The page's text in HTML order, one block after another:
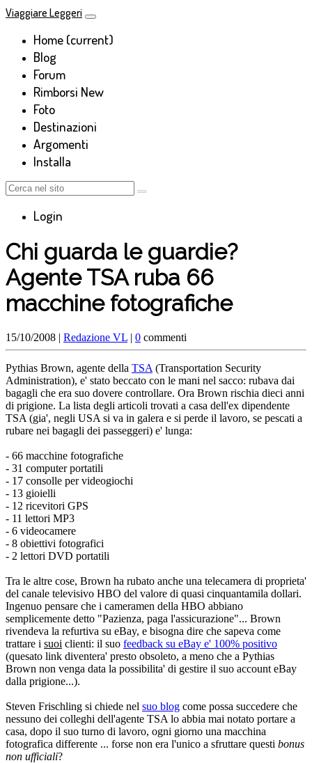
Viaggiare Leggeri
Home (current)
Blog
Forum
Rimborsi New
Foto
Destinazioni
Argomenti
Installa
Login
Chi guarda le guardie?
Agente TSA ruba 66
macchine fotografiche
15/10/2008 | Redazione VL | 0 commenti
Pythias Brown, agente della TSA (Transportation Security
Administration), e' stato beccato con le mani nel sacco: rubava dai
bagagli che era suo dovere controllare. Ora Brown rischia dieci anni
di prigione. La lista degli articoli trovati a casa dell'ex dipendente
TSA (gia', negli USA si va in galera e si perde il lavoro, se pescati a
rubare nei bagagli dei passeggeri) e' lunga:
- 66 macchine fotografiche
- 31 computer portatili
- 17 consolle per videogiochi
- 13 gioielli
- 12 ricevitori GPS
- 11 lettori MP3
- 6 videocamere
- 8 obiettivi fotografici
- 2 lettori DVD portatili
Tra le altre cose, Brown ha rubato anche una telecamera di proprieta'
del canale televisivo HBO del valore di quasi cinquantamila dollari.
Ingenuo pensare che i cameramen della HBO abbiano
semplicemente detto "Pazienza, paga l'assicurazione"... Brown
rivendeva la refurtiva su eBay, e bisogna dire che sapeva come
trattare i suoi clienti: il suo feedback su eBay e' 100% positivo
(quesato link diventera' presto obsoleto, a meno che a Pythias
Brown non venga data la possibilita' di gestire il suo account eBay
dalla prigione...).
Steven Frischling si chiede nel suo blog come possa succedere che
nessuno dei colleghi dell'agente TSA lo abbia mai notato portare a
casa, dopo il suo turno di lavoro, ogni giorno una macchina
fotografica differente ... forse non era l'unico a sfruttare questi bonus
non ufficiali?